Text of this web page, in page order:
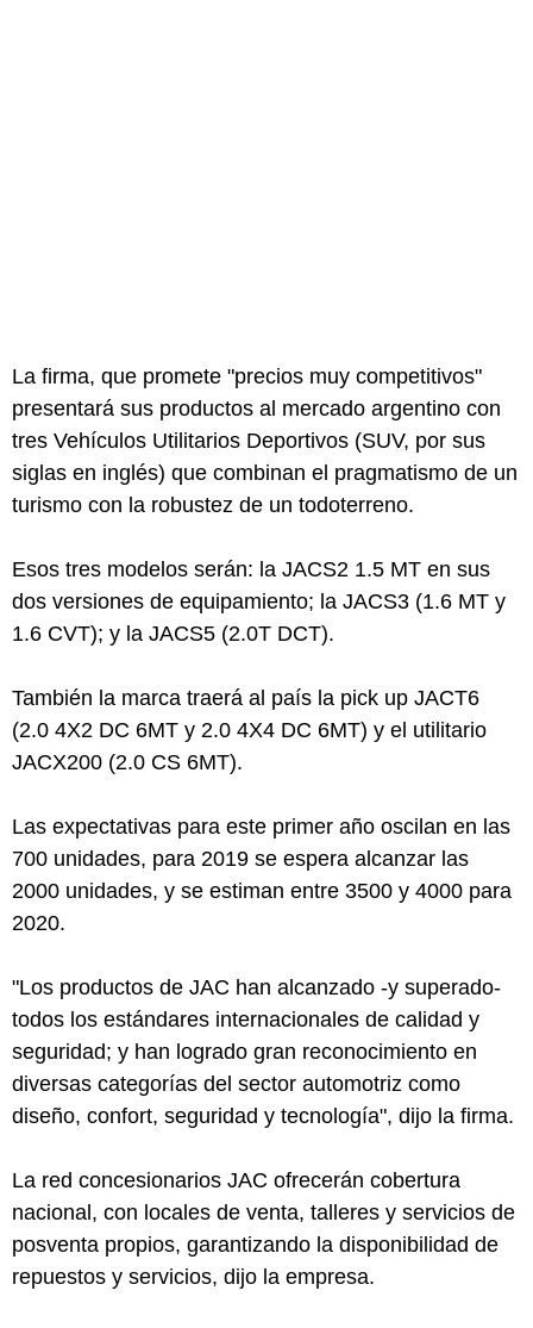
La firma, que promete "precios muy competitivos"
presentará sus productos al mercado argentino con
tres Vehículos Utilitarios Deportivos (SUV, por sus
siglas en inglés) que combinan el pragmatismo de un
turismo con la robustez de un todoterreno.
Esos tres modelos serán: la JACS2 1.5 MT en sus
dos versiones de equipamiento; la JACS3 (1.6 MT y
1.6 CVT); y la JACS5 (2.0T DCT).
También la marca traerá al país la pick up JACT6
(2.0 4X2 DC 6MT y 2.0 4X4 DC 6MT) y el utilitario
JACX200 (2.0 CS 6MT).
Las expectativas para este primer año oscilan en las
700 unidades, para 2019 se espera alcanzar las
2000 unidades, y se estiman entre 3500 y 4000 para
2020.
"Los productos de JAC han alcanzado -y superado-
todos los estándares internacionales de calidad y
seguridad; y han logrado gran reconocimiento en
diversas categorías del sector automotriz como
diseño, confort, seguridad y tecnología", dijo la firma.
La red concesionarios JAC ofrecerán cobertura
nacional, con locales de venta, talleres y servicios de
posventa propios, garantizando la disponibilidad de
repuestos y servicios, dijo la empresa.